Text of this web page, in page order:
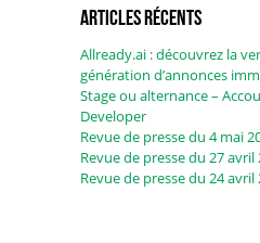
Articles récents
Allready.ai : découvrez la
génération d’annonces
Stage ou alternance –
Developer
Revue de presse du 4 mai
Revue de presse du 27 avril
Revue de presse du 24 avril